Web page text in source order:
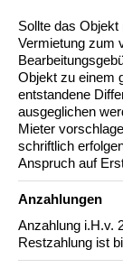
Sollte das Objekt
Vermietung zum
Objekt zu einem
entstandene
ausgeglichen
Mieter
schriftlich
Anspruch auf
Anzahlungen
Anzahlung i.H.v.
Restzahlung ist